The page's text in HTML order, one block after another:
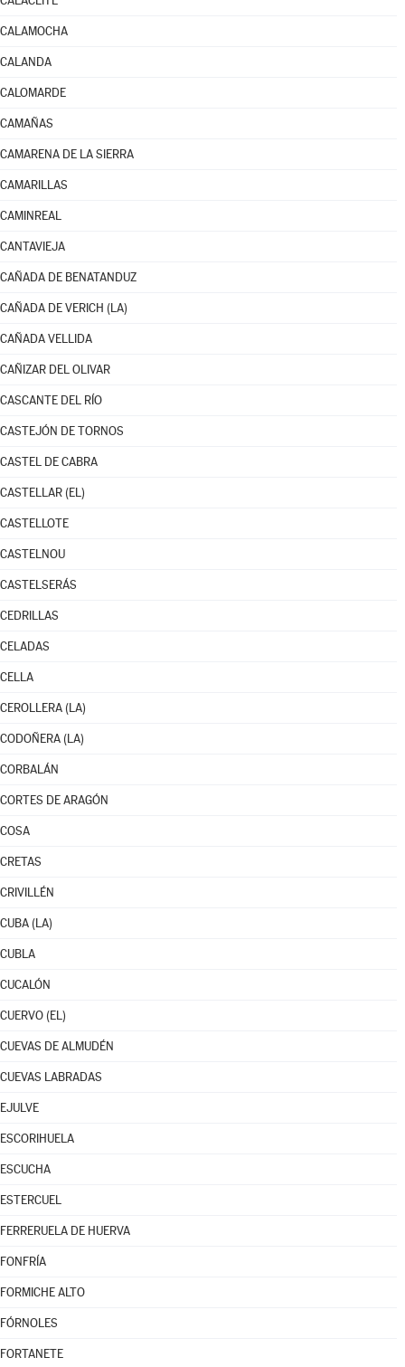
CALAMOCHA
CALANDA
CALOMARDE
CAMAÑAS
CAMARENA DE LA SIERRA
CAMARILLAS
CAMINREAL
CANTAVIEJA
CAÑADA DE BENATANDUZ
CAÑADA DE VERICH (LA)
CAÑADA VELLIDA
CAÑIZAR DEL OLIVAR
CASCANTE DEL RÍO
CASTEJÓN DE TORNOS
CASTEL DE CABRA
CASTELLAR (EL)
CASTELLOTE
CASTELNOU
CASTELSERÁS
CEDRILLAS
CELADAS
CELLA
CEROLLERA (LA)
CODOÑERA (LA)
CORBALÁN
CORTES DE ARAGÓN
COSA
CRETAS
CRIVILLÉN
CUBA (LA)
CUBLA
CUCALÓN
CUERVO (EL)
CUEVAS DE ALMUDÉN
CUEVAS LABRADAS
EJULVE
ESCORIHUELA
ESCUCHA
ESTERCUEL
FERRERUELA DE HUERVA
FONFRÍA
FORMICHE ALTO
FÓRNOLES
FORTANETE